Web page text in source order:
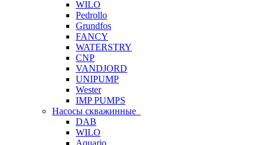
WILO
Pedrollo
Grundfos
FANCY
WATERSTRY
CNP
VANDJORD
UNIPUMP
Wester
IMP PUMPS
Насосы скважинные
DAB
WILO
Aquario